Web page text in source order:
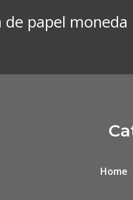
papel moneda
Home